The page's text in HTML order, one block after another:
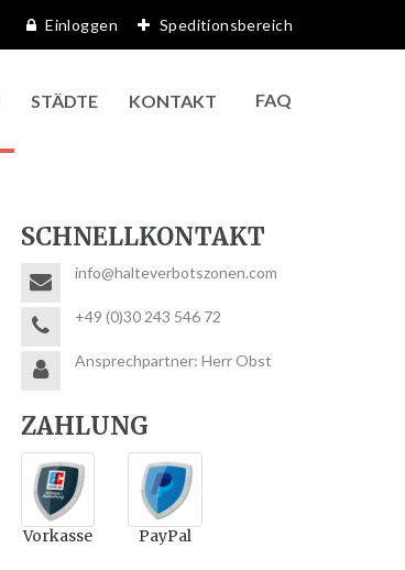
Einloggen Speditionsbereich
STÄDTE KONTAKT FAQ
SCHNELLKONTAKT
info@halteverbotszonen.com
+49 (0)30 243 546 72
Ansprechpartner: Herr Obst
ZAHLUNG
Vorkasse PayPal